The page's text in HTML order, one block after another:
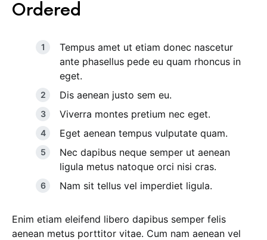
Ordered
Tempus amet ut etiam donec nascetur
ante phasellus pede eu quam rhoncus in
eget.
Dis aenean justo sem eu.
Viverra montes pretium nec eget.
Eget aenean tempus vulputate quam.
Nec dapibus neque semper ut aenean
ligula metus natoque orci nisi cras.
Nam sit tellus vel imperdiet ligula.
Enim etiam eleifend libero dapibus semper felis
aenean metus porttitor vitae. Cum nam aenean vel